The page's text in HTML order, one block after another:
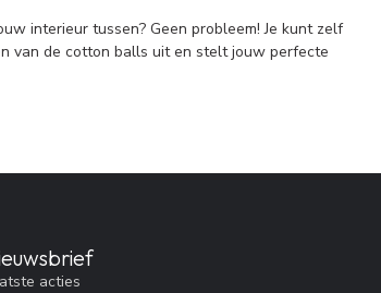
interieur tussen? Geen probleem! Je kunt zelf
van de cotton balls uit en stelt jouw perfecte
acties